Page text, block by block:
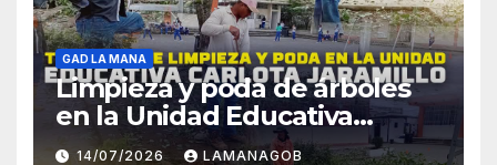
GAD LA MANA
Limpieza y poda de árboles
en la Unidad Educativa
Carlota Jaramillo
14/07/2026 LAMANAGOB